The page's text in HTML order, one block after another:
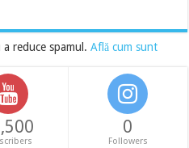
a reduce spamul.Află cum sunt
0
Followers